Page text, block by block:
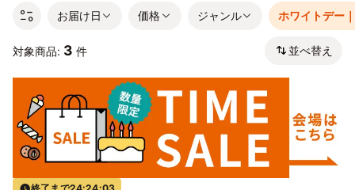
お届け日 価格 ジャンル ホワイトデー
対象商品: 3 件 並べ替え